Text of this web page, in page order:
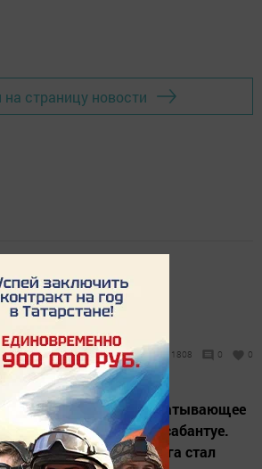
на страницу новости
сабантуя
- 11:57 1808 0 0
- курэш - самое захватывающее
событие на сабантуе.
праздника плуга стал